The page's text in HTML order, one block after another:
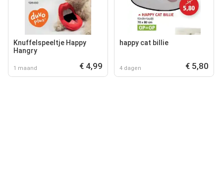
Knuffelspeeltje Happy
Hangry
1 maand € 4,99
happy cat billie
4 dagen € 5,80